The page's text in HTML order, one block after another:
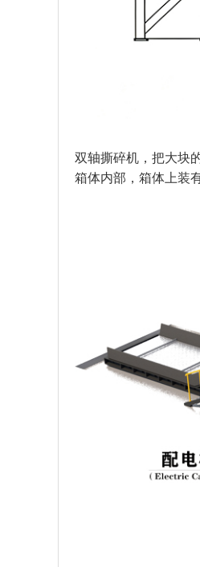
双轴撕碎机 ， 把大块
箱体内部，箱体上装